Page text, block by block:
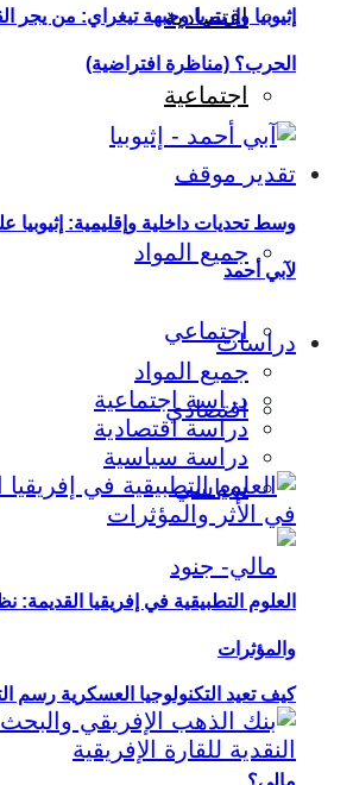
اقتصادية
اجتماعية
تقدير موقف
جميع المواد
اجتماعي
اقتصادي
سياسي
كيف تعيد التكنولوجيا العسكرية رسم
مالي؟
إثيوبيا وإريتريا وجبهة تيغراي: من يجر
الحرب؟ (مناظرة افتراضية)
وسط تحديات داخلية وإقليمية: إثيوبيا
لآبي أحمد
دراسات
جميع المواد
دراسة اجتماعية
دراسة اقتصادية
دراسة سياسية
العلوم التطبيقية في إفريقيا القديمة:
والمؤثرات